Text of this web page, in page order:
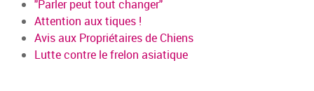
"Parler peut tout changer"
Attention aux tiques !
Avis aux Propriétaires de Chiens
Lutte contre le frelon asiatique